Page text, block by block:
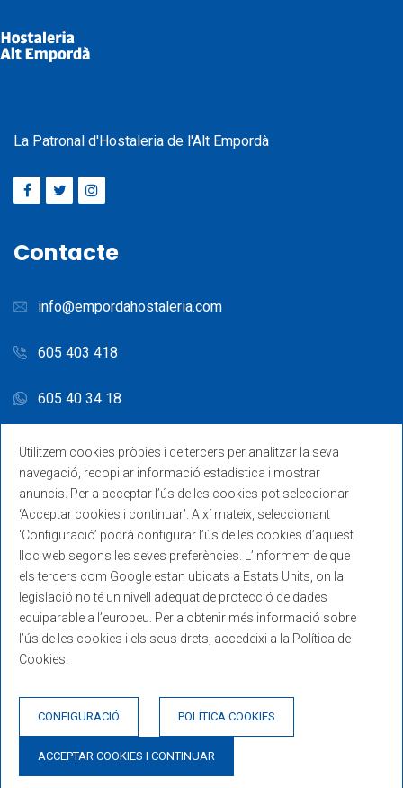
La Patronal d'Hostaleria de l'Alt Empordà
Contacte
info@empordahostaleria.com
605 403 418
605 40 34 18
© Copyright 2026. Desenvolupat perGNA Hotel Solutions
Avís legal Política de cookies
Utilitzem cookies pròpies i de tercers per analitzar la seva
navegació, recopilar informació estadística i mostrar
anuncis. Per a acceptar l’ús de les cookies pot seleccionar
‘Acceptar cookies i continuar’. Així mateix, seleccionant
‘Configuració’ podrà configurar l’ús de les cookies d’aquest
lloc web segons les seves preferències. L’informem de que
els tercers com Google estan ubicats a Estats Units, on la
legislació no té un nivell adequat de protecció de dades
equiparable a l’europeu. Per a obtenir més informació sobre
l’ús de les cookies i els seus drets, accedeixi a la Política de
Cookies.
CONFIGURACIÓ POLÍTICA COOKIES
ACCEPTAR COOKIES I CONTINUAR